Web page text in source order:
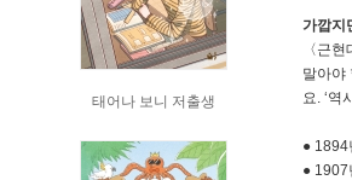
태어나 보니 저출생
가깝지
〈근
말아야
요. ‘역
● 1894
● 1907